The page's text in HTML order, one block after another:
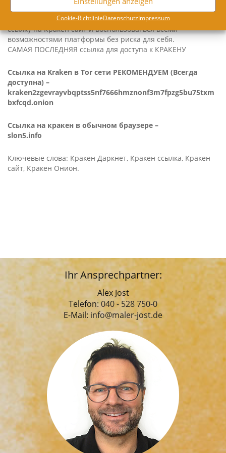
Coo­kie-Richt­li­nieDaten­schutzImpres­sum
Следуя нашим инструкциям, вы сможете найти рабочую
ссылку на Кракен сайт и воспользоваться всеми
возможностями платформы без риска для себя.
САМАЯ ПОСЛЕДНЯЯ ссылка для доступа к КРАКЕНУ
Ссылка на Kra­ken в Tor сети РЕКОМЕНДУЕМ (Всегда
доступна) –
kraken2zgevrayvbqptss5nf7666hmznonf3m7fpzg5bu75txm
bxfcqd.onion
Ссылка на кракен в обычном браузере –
slon5.info
Ключевые слова: Кракен Даркнет, Кракен ссылка, Кракен
сайт, Кракен Онион.
Ihr Ansprechpartner:
Alex Jost
Telefon:040 - 528 750-0
E-Mail: info@maler-jost.de